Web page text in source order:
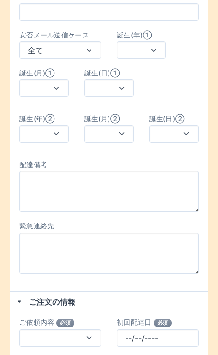
安否メール送信ケース 誕生(年)①
誕生(月)① 誕生(日)①
誕生(年)② 誕生(月)② 誕生(日)②
配達備考
緊急連絡先
ご注文の情報
ご依頼内容 必須 初回配達日 必須